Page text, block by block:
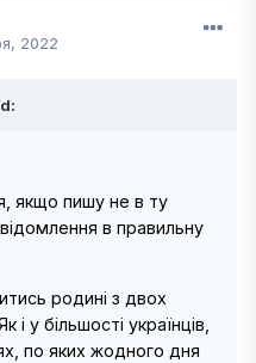
2022
якщо пишу не в ту
в правильну
родині з двох
у більшості українців,
по яких жодного дня